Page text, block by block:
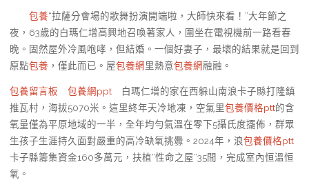
包養“拉薩分會場的歌舞扮演開端啦，大師快來看！”大年節之
夜，63歲的白瑪仁增高興地召喚著家人，圍坐在電視機前一路看春
晚。固然屋外冷風咆哮，但結婚。一個好妻子，最壞的結果就是回到
原點包養 ，僅此而已。屋包養網里熱意包養網融融。
包養留言板 包養網ppt白瑪仁增的家在西躲山南浪卡子縣打隆鎮
推瓦村，海拔5070米。這里終年天冷地凍，空氣里包養價格ptt的含
氧量僅為平原地域的一半，全年均勻氣溫在零下5攝氏度擺佈，群眾
生孩子生涯持久面對嚴重的高冷缺氧挑釁。2024年，浪包養價格ptt
卡子縣籌集資金160多萬元，扶植“性命之屋”35間，完成室內恒溫恒
氧。